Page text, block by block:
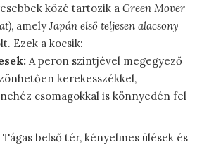
közé tartozik a Green Mover
, amely Japán első teljesen alacsony
Ezek a kocsik:
A peron szintjével megegyező
kerekesszékkel,
csomagokkal is könnyedén fel
Tágas belső tér, kényelmes ülések és